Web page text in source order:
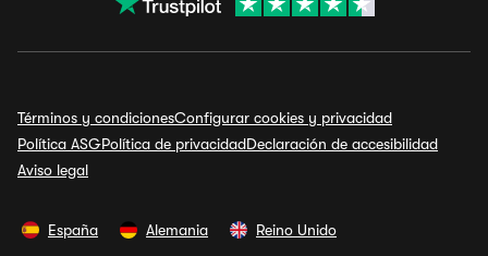
Términos y condicionesConfigurar cookies y privacidad
Política ASGPolítica de privacidadDeclaración de accesibilidad
Aviso legal
España Alemania Reino Unido